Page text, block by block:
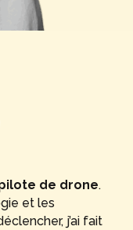
de drone.
et les
j’ai fait